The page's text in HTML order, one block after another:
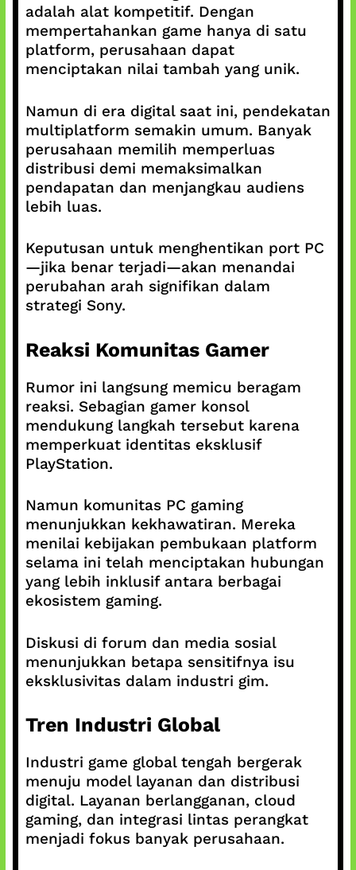
adalah alat kompetitif. Dengan
mempertahankan game hanya di satu
platform, perusahaan dapat
menciptakan nilai tambah yang unik.
Namun di era digital saat ini, pendekatan
multiplatform semakin umum. Banyak
perusahaan memilih memperluas
distribusi demi memaksimalkan
pendapatan dan menjangkau audiens
lebih luas.
Keputusan untuk menghentikan port PC
—jika benar terjadi—akan menandai
perubahan arah signifikan dalam
strategi Sony.
Reaksi Komunitas Gamer
Rumor ini langsung memicu beragam
reaksi. Sebagian gamer konsol
mendukung langkah tersebut karena
memperkuat identitas eksklusif
PlayStation.
Namun komunitas PC gaming
menunjukkan kekhawatiran. Mereka
menilai kebijakan pembukaan platform
selama ini telah menciptakan hubungan
yang lebih inklusif antara berbagai
ekosistem gaming.
Diskusi di forum dan media sosial
menunjukkan betapa sensitifnya isu
eksklusivitas dalam industri gim.
Tren Industri Global
Industri game global tengah bergerak
menuju model layanan dan distribusi
digital. Layanan berlangganan, cloud
gaming, dan integrasi lintas perangkat
menjadi fokus banyak perusahaan.